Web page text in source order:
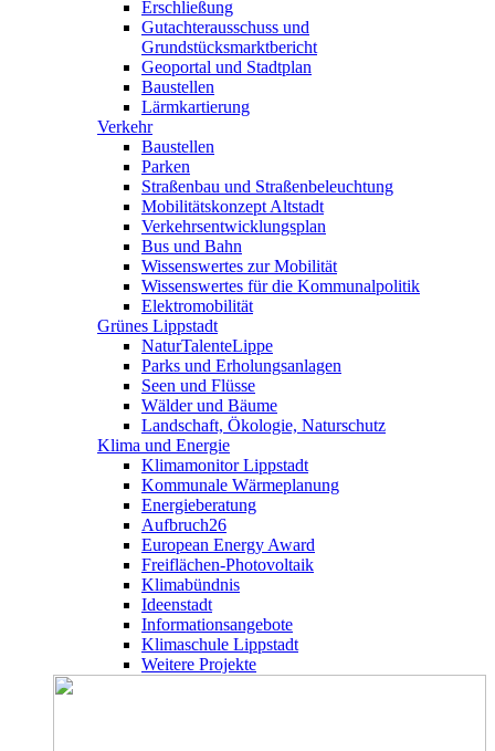
Erschließung
Gutachterausschuss und
Grundstücksmarktbericht
Geoportal und Stadtplan
Baustellen
Lärmkartierung
Verkehr
Baustellen
Parken
Straßenbau und Straßenbeleuchtung
Mobilitätskonzept Altstadt
Verkehrsentwicklungsplan
Bus und Bahn
Wissenswertes zur Mobilität
Wissenswertes für die Kommunalpolitik
Elektromobilität
Grünes Lippstadt
NaturTalenteLippe
Parks und Erholungsanlagen
Seen und Flüsse
Wälder und Bäume
Landschaft, Ökologie, Naturschutz
Klima und Energie
Klimamonitor Lippstadt
Kommunale Wärmeplanung
Energieberatung
Aufbruch26
European Energy Award
Freiflächen-Photovoltaik
Klimabündnis
Ideenstadt
Informationsangebote
Klimaschule Lippstadt
Weitere Projekte